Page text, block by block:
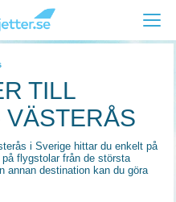
TILL
i Sverige hittar du enkelt på
flygstolar från de största
annan destination kan du göra